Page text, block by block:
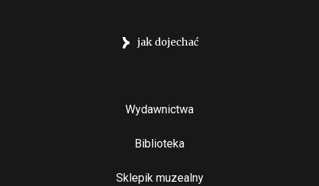
jak dojechać
Wydawnictwa
Biblioteka
Sklepik muzealny